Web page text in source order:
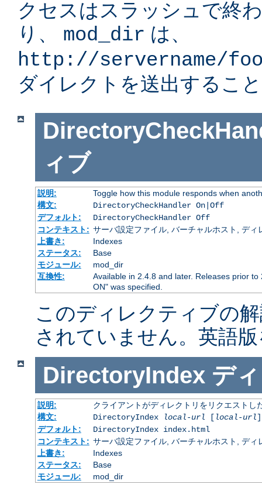
クセスはスラッシュで終
り、 mod_dir は、
http://servername/
ダイレクトを送出するこ
ィブ
説明:
Toggle how this module responds when
構文:
DirectoryCheckHandler On|Off
デフォルト:
DirectoryCheckHandler Off
コンテキスト: サーバ設定ファイル, バーチャルホスト, ディ
上書き:
Indexes
ステータス:
Base
モジュール:
mod_dir
互換性:
Available in 2.4.8 and later. Releases prior
ON" was specified.
このディレクティブの
されていません。英語
DirectoryIndex デ
説明:
クライアントがディレクトリをリクエストし
構文:
DirectoryIndex local-url [ local-url
デフォルト:
DirectoryIndex index.html
コンテキスト: サーバ設定ファイル, バーチャルホスト, ディ
上書き:
Indexes
ステータス:
Base
モジュール:
mod_dir